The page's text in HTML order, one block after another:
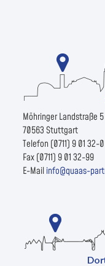
Möhringer Landstraße
70563 Stuttgart
Telefon (0711) 9 01 32-0
Fax (0711) 9 01 32-99
E-Mailinfo@quaas-